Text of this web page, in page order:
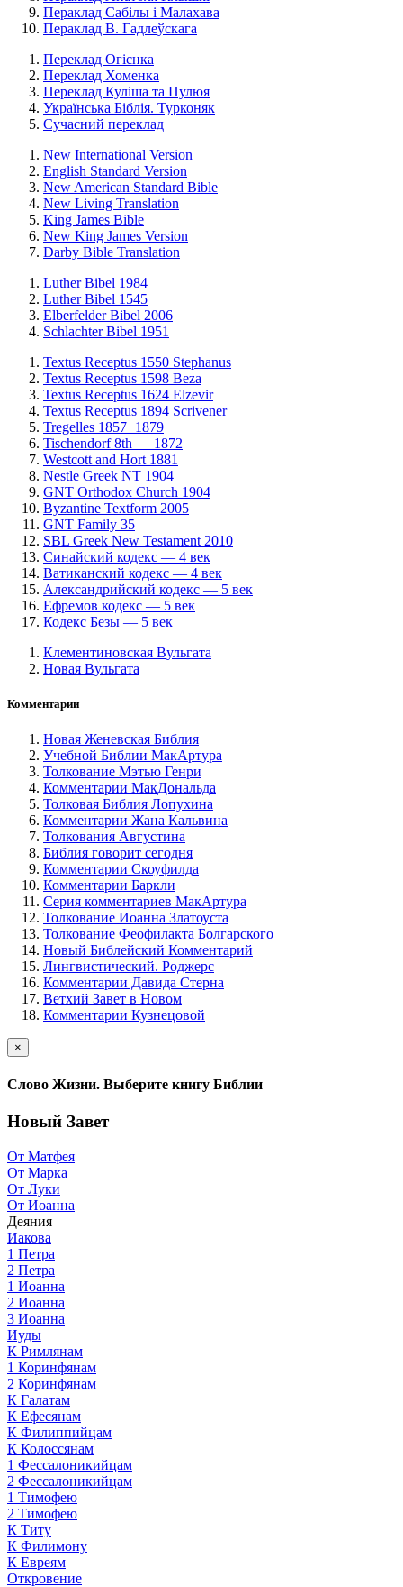
Пераклад Сабілы і Малахава
Пераклад В. Гадлеўскага
Переклад Огієнка
Переклад Хоменка
Переклад Куліша та Пулюя
Українська Біблія. Турконяк
Сучасний переклад
New International Version
English Standard Version
New American Standard Bible
New Living Translation
King James Bible
New King James Version
Darby Bible Translation
Luther Bibel 1984
Luther Bibel 1545
Elberfelder Bibel 2006
Schlachter Bibel 1951
Textus Receptus 1550 Stephanus
Textus Receptus 1598 Beza
Textus Receptus 1624 Elzevir
Textus Receptus 1894 Scrivener
Tregelles 1857−1879
Tischendorf 8th — 1872
Westcott and Hort 1881
Nestle Greek NT 1904
GNT Orthodox Church 1904
Byzantine Textform 2005
GNT Family 35
SBL Greek New Testament 2010
Синайский кодекс — 4 век
Ватиканский кодекс — 4 век
Александрийский кодекс — 5 век
Ефремов кодекс — 5 век
Кодекс Безы — 5 век
Клементиновская Вульгата
Новая Вульгата
Комментарии
Новая Женевская Библия
Учебной Библии МакАртура
Толкование Мэтью Генри
Комментарии МакДональда
Толковая Библия Лопухина
Комментарии Жана Кальвина
Толкования Августина
Библия говорит сегодня
Комментарии Скоуфилда
Комментарии Баркли
Серия комментариев МакАртура
Толкование Иоанна Златоуста
Толкование Феофилакта Болгарского
Новый Библейский Комментарий
Лингвистический. Роджерс
Комментарии Давида Стерна
Ветхий Завет в Новом
Комментарии Кузнецовой
×
Слово Жизни. Выберите книгу Библии
Новый Завет
От Матфея
От Марка
От Луки
От Иоанна
Деяния
Иакова
1 Петра
2 Петра
1 Иоанна
2 Иоанна
3 Иоанна
Иуды
К Римлянам
1 Коринфянам
2 Коринфянам
К Галатам
К Ефесянам
К Филиппийцам
К Колоссянам
1 Фессалоникийцам
2 Фессалоникийцам
1 Тимофею
2 Тимофею
К Титу
К Филимону
К Евреям
Откровение